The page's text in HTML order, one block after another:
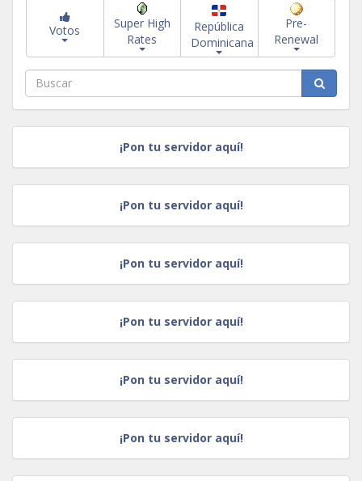
Votos
Super High
Rates
República
Dominicana
Pre-
Renewal
¡Pon tu servidor aquí!
¡Pon tu servidor aquí!
¡Pon tu servidor aquí!
¡Pon tu servidor aquí!
¡Pon tu servidor aquí!
¡Pon tu servidor aquí!